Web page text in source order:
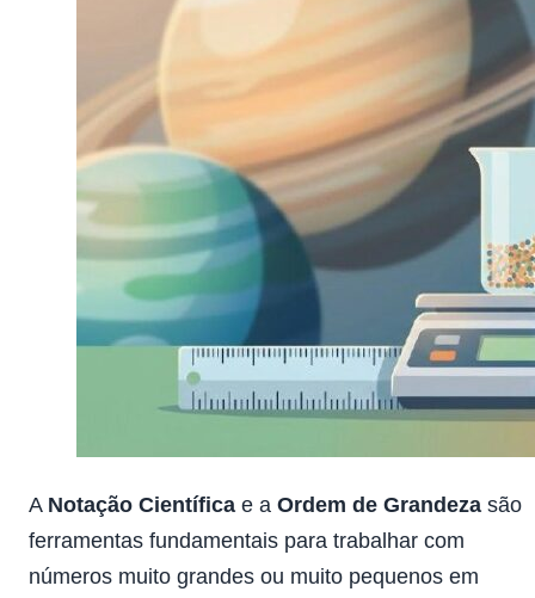
A Notação Científica e a Ordem de Grandeza são
ferramentas fundamentais para trabalhar com
números muito grandes ou muito pequenos em